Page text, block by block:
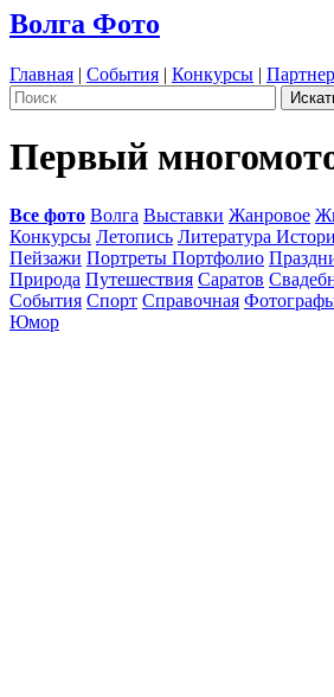
Волга Фото
Главная | События | Конкурсы |
Первый
Все фото Волга Выставки Жанровое
Конкурсы Летопись Литература
Пейзажи Портреты Портфолио
Природа Путешествия Саратов
События Спорт Справочная
Юмор